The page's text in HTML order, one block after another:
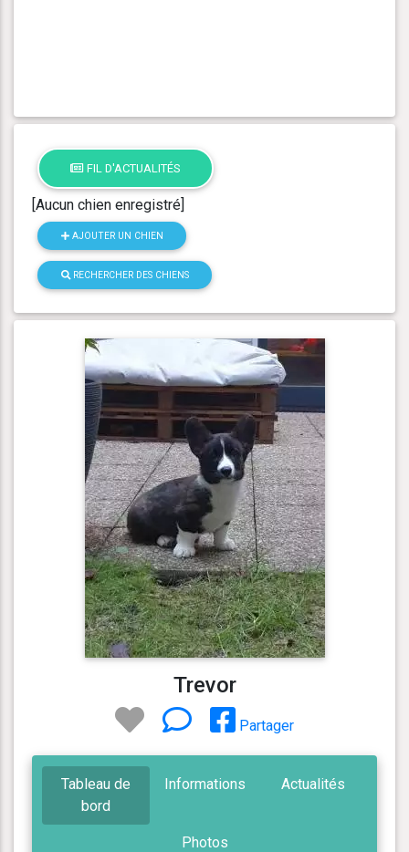
FIL D'ACTUALITÉS
[Aucun chien enregistré]
AJOUTER UN CHIEN
RECHERCHER DES CHIENS
Trevor
Partager
Tableau de
bord
Informations Actualités
Photos